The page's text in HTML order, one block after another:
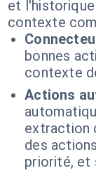
et l'historique
contexte
bonnes
contexte
Actions
extraction
des
priorité, et